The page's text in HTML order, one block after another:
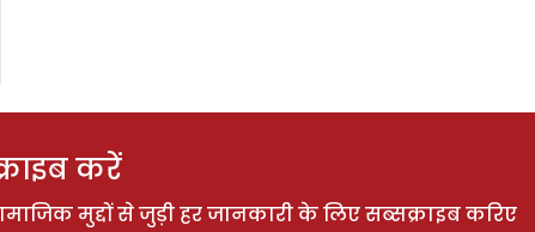
करें
मुद्दों से जुड़ी हर जानकारी के लिए सब्सक्राइब करिए